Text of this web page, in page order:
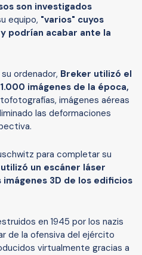
son investigados
equipo, "varios" cuyos
podrían acabar ante la
ordenador, Breker utilizó el
imágenes de la época,
imágenes aéreas
las deformaciones
para completar su
utilizó un escáner láser
3D de los edificios
en 1945 por los nazis
de la ofensiva del ejército
virtualmente gracias a